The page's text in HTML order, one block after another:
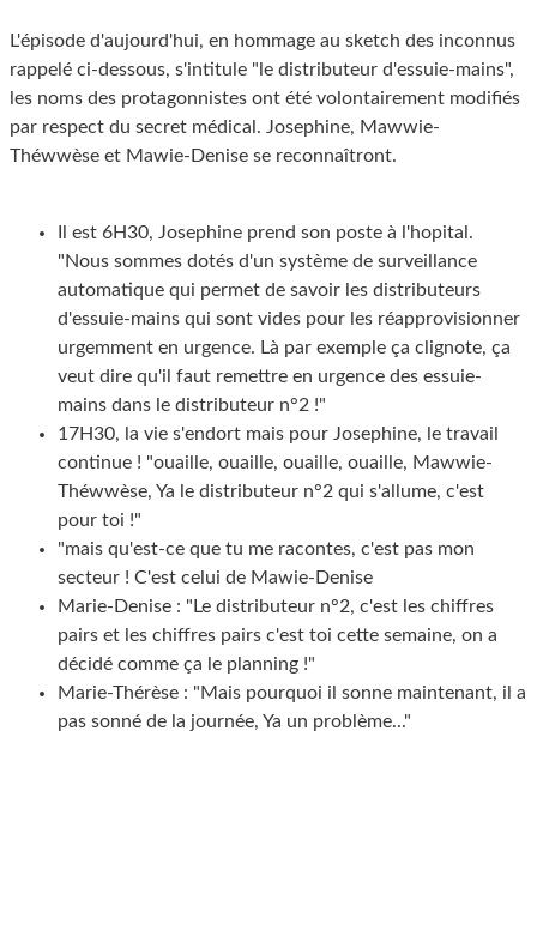
L'épisode d'aujourd'hui, en hommage au sketch des inconnus
rappelé ci-dessous, s'intitule "le distributeur d'essuie-mains",
les noms des protagonnistes ont été volontairement modifiés
par respect du secret médical. Josephine, Mawwie-
Théwwèse et Mawie-Denise se reconnaîtront.
Il est 6H30, Josephine prend son poste à l'hopital.
"Nous sommes dotés d'un système de surveillance
automatique qui permet de savoir les distributeurs
d'essuie-mains qui sont vides pour les réapprovisionner
urgemment en urgence. Là par exemple ça clignote, ça
veut dire qu'il faut remettre en urgence des essuie-
mains dans le distributeur n°2 !"
17H30, la vie s'endort mais pour Josephine, le travail
continue ! "ouaille, ouaille, ouaille, ouaille, Mawwie-
Théwwèse, Ya le distributeur n°2 qui s'allume, c'est
pour toi !"
"mais qu'est-ce que tu me racontes, c'est pas mon
secteur ! C'est celui de Mawie-Denise
Marie-Denise : "Le distributeur n°2, c'est les chiffres
pairs et les chiffres pairs c'est toi cette semaine, on a
décidé comme ça le planning !"
Marie-Thérèse : "Mais pourquoi il sonne maintenant, il a
pas sonné de la journée, Ya un problème..."